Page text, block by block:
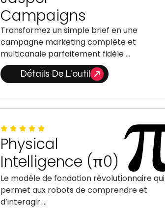
Campaigns
Transformez un simple brief en une
campagne marketing complète et
multicanale parfaitement fidèle …
Détails De L'outil
Physical
Intelligence (π0)
Le modèle de fondation révolutionnaire qui
permet aux robots de comprendre et
d’interagir …